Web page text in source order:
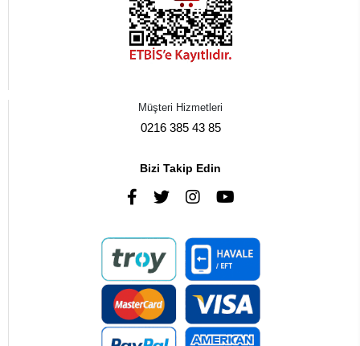
Müşteri Hizmetleri
0216 385 43 85
Bizi Takip Edin